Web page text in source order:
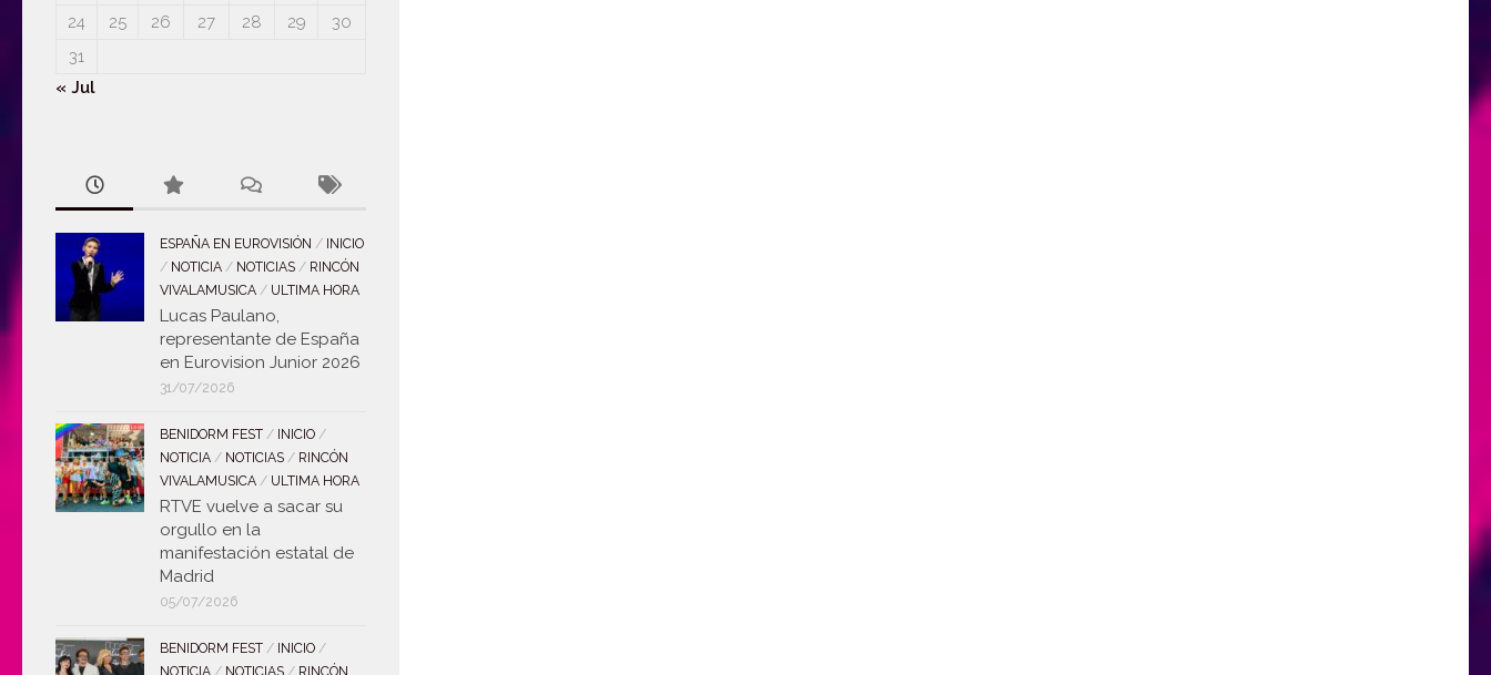
24
25 26 27 28 29
30
31
« Jul
ESPAÑA EN EUROVISIÓN / INICIO
/ NOTICIA / NOTICIAS / RINCÓN
VIVALAMUSICA / ULTIMA HORA
Lucas Paulano,
representante de España
en Eurovision Junior 2026
31/07/2026
BENIDORM FEST / INICIO /
NOTICIA / NOTICIAS / RINCÓN
VIVALAMUSICA / ULTIMA HORA
RTVE vuelve a sacar su
orgullo en la
manifestación estatal de
Madrid
05/07/2026
BENIDORM FEST / INICIO /
NOTICIA / NOTICIAS / RINCÓN